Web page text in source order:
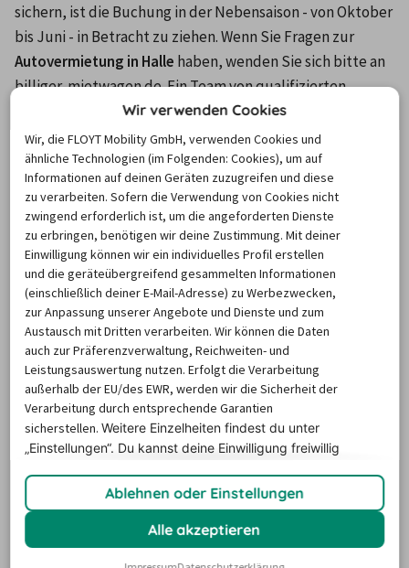
sichern, ist die Buchung in der Nebensaison - von Oktober
bis Juni - in Betracht zu ziehen. Wenn Sie Fragen zur
Autovermietung in Halle haben, wenden Sie sich bitte an
billiger-mietwagen.de. Ein Team von qualifizierten
Experten steht Ihnen zur Seite. Denken Sie daran: Wenn
es um die besten Preise geht - wer zuerst kommt, mahlt
zuerst.
Welche Anbieter werden in Halle
(Saale) besonders häufig
gebucht?
Bei billiger-mietwagen.de erhalten Sie einen
umfassenden Vergleich der besten Angebote der
beliebtesten und zuverlässigsten Autovermieter in einer
Mietwagen in Halle interessieren, buchen in der Regel
beim einem der beliebtesten Autovermieter: Enterprise,
Buchbinder, Avis, Europcar oder Hertz. Jeder von ihnen
bietet eine Vielzahl an optionalen Extras, umfangreiche
Auswahl an verschiedenen Fahrzeugklassen und
erstklassigen Mietservice.
Wir verwenden Cookies
Wir, die FLOYT Mobility GmbH, verwenden Cookies und
ähnliche Technologien (im Folgenden: Cookies), um auf
Informationen auf deinen Geräten zuzugreifen und diese
zu verarbeiten. Sofern die Verwendung von Cookies nicht
zwingend erforderlich ist, um die angeforderten Dienste
zu erbringen, benötigen wir deine Zustimmung. Mit deiner
Einwilligung können wir ein individuelles Profil erstellen
und die geräteübergreifend gesammelten Informationen
(einschließlich deiner E-Mail-Adresse) zu Werbezwecken,
zur Anpassung unserer Angebote und Dienste und zum
Austausch mit Dritten verarbeiten. Wir können die Daten
auch zur Präferenzverwaltung, Reichweiten- und
Leistungsauswertung nutzen. Erfolgt die Verarbeitung
außerhalb der EU/des EWR, werden wir die Sicherheit der
Verarbeitung durch entsprechende Garantien
sicherstellen.Weitere Einzelheiten findest du unter
„Einstellungen“. Du kannst deine Einwilligung freiwillig
Ablehnen oder Einstellungen
Alle akzeptieren